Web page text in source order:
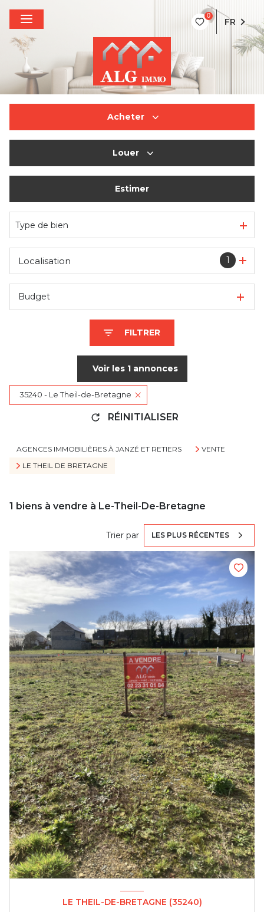
0
FR
Acheter
Louer
De l'immo pro
Estimer
Type de bien
1
Localisation
Budget
FILTRER
Voir les 1annonces
35240 - Le Theil-de-Bretagne
RÉINITIALISER
AGENCES IMMOBILIÈRES À JANZÉ ET RETIERS
VENTE
LE THEIL DE BRETAGNE
1 biens à vendre à Le-Theil-De-Bretagne
Trier par LES PLUS RÉCENTES
LE THEIL-DE-BRETAGNE (35240)